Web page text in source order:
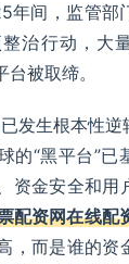
年间，监管部
治行动，大
被取缔。
发生根本性逆
的“黑平台”已
资金安全和用
配资网在线配
，而是谁的资